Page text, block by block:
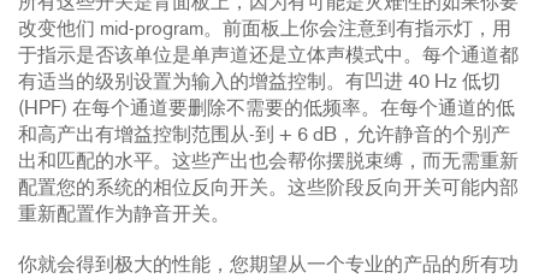
改变他们 mid-program。前面板上你会注意到有指示灯，用
于指示是否该单位是单声道还是立体声模式中。每个通道都
有适当的级别设置为输入的增益控制。有凹进 40 Hz 低切
(HPF) 在每个通道要删除不需要的低频率。在每个通道的低
和高产出有增益控制范围从-到 + 6 dB，允许静音的个别产
出和匹配的水平。这些产出也会帮你摆脱束缚，而无需重新
配置您的系统的相位反向开关。这些阶段反向开关可能内部
重新配置作为静音开关。
你就会得到极大的性能，您期望从一个专业的产品的所有功